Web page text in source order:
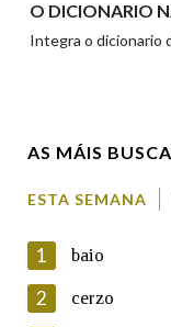
O DICIONARIO
Integra o dicionario
AS MÁIS
ESTA SEMANA
1 baio
2 cerzo